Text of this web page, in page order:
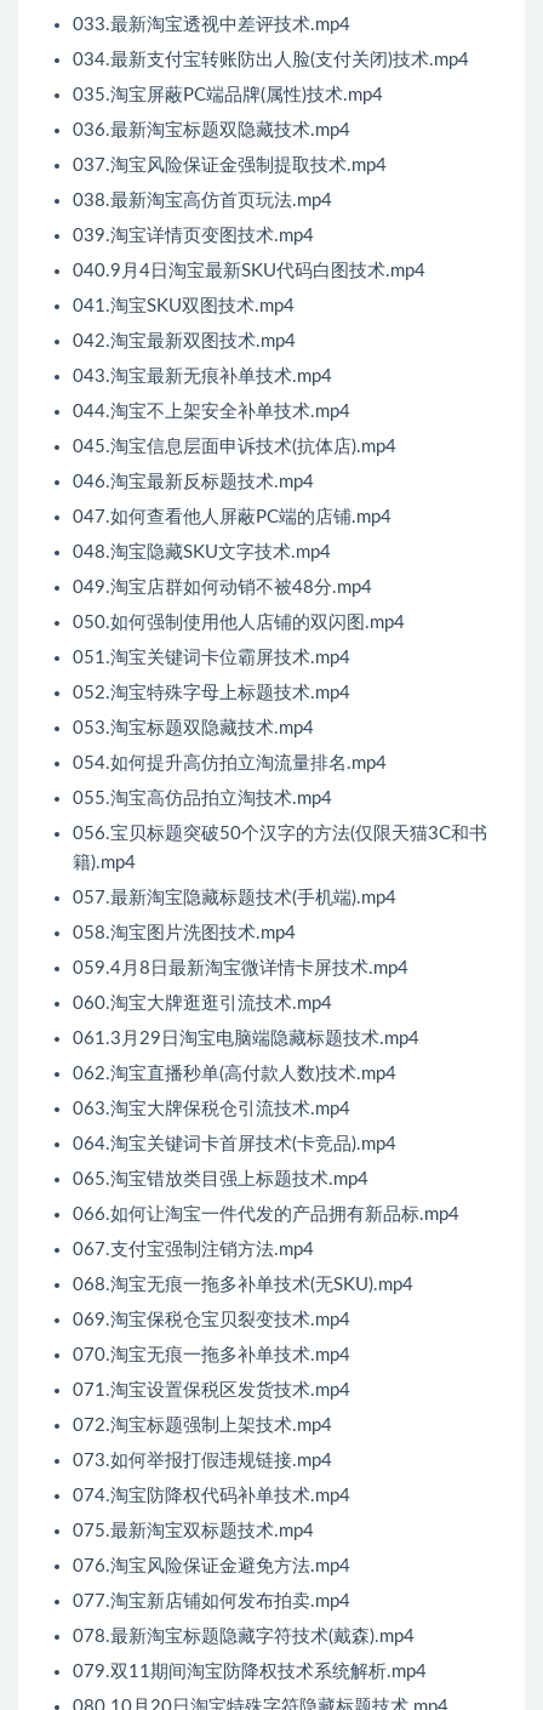
033.最新淘宝透视中差评技术.mp4
034.最新支付宝转账防出人脸(支付关闭)技术.mp4
035.淘宝屏蔽PC端品牌(属性)技术.mp4
036.最新淘宝标题双隐藏技术.mp4
037.淘宝风险保证金强制提取技术.mp4
038.最新淘宝高仿首页玩法.mp4
039.淘宝详情页变图技术.mp4
040.9月4日淘宝最新SKU代码白图技术.mp4
041.淘宝SKU双图技术.mp4
042.淘宝最新双图技术.mp4
043.淘宝最新无痕补单技术.mp4
044.淘宝不上架安全补单技术.mp4
045.淘宝信息层面申诉技术(抗体店).mp4
046.淘宝最新反标题技术.mp4
047.如何查看他人屏蔽PC端的店铺.mp4
048.淘宝隐藏SKU文字技术.mp4
049.淘宝店群如何动销不被48分.mp4
050.如何强制使用他人店铺的双闪图.mp4
051.淘宝关键词卡位霸屏技术.mp4
052.淘宝特殊字母上标题技术.mp4
053.淘宝标题双隐藏技术.mp4
054.如何提升高仿拍立淘流量排名.mp4
055.淘宝高仿品拍立淘技术.mp4
056.宝贝标题突破50个汉字的方法(仅限天猫3C和书
籍).mp4
057.最新淘宝隐藏标题技术(手机端).mp4
058.淘宝图片洗图技术.mp4
059.4月8日最新淘宝微详情卡屏技术.mp4
060.淘宝大牌逛逛引流技术.mp4
061.3月29日淘宝电脑端隐藏标题技术.mp4
062.淘宝直播秒单(高付款人数)技术.mp4
063.淘宝大牌保税仓引流技术.mp4
064.淘宝关键词卡首屏技术(卡竞品).mp4
065.淘宝错放类目强上标题技术.mp4
066.如何让淘宝一件代发的产品拥有新品标.mp4
067.支付宝强制注销方法.mp4
068.淘宝无痕一拖多补单技术(无SKU).mp4
069.淘宝保税仓宝贝裂变技术.mp4
070.淘宝无痕一拖多补单技术.mp4
071.淘宝设置保税区发货技术.mp4
072.淘宝标题强制上架技术.mp4
073.如何举报打假违规链接.mp4
074.淘宝防降权代码补单技术.mp4
075.最新淘宝双标题技术.mp4
076.淘宝风险保证金避免方法.mp4
077.淘宝新店铺如何发布拍卖.mp4
078.最新淘宝标题隐藏字符技术(戴森).mp4
079.双11期间淘宝防降权技术系统解析.mp4